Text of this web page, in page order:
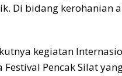
Di bidang kerohanian
kegiatan
Festival Pencak Silat